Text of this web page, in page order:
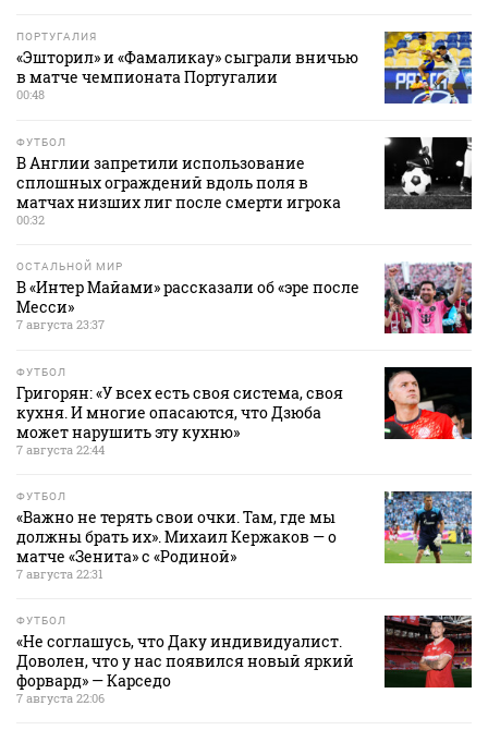
ПОРТУГАЛИЯ
«Эшторил» и «Фамаликау» сыграли вничью
в матче чемпионата Португалии
00:48
ФУТБОЛ
В Англии запретили использование
сплошных ограждений вдоль поля в
матчах низших лиг после смерти игрока
00:32
ОСТАЛЬНОЙ МИР
В «Интер Майами» рассказали об «эре после
Месси»
7 августа 23:37
ФУТБОЛ
Григорян: «У всех есть своя система, своя
кухня. И многие опасаются, что Дзюба
может нарушить эту кухню»
7 августа 22:44
ФУТБОЛ
«Важно не терять свои очки. Там, где мы
должны брать их». Михаил Кержаков — о
матче «Зенита» с «Родиной»
7 августа 22:31
ФУТБОЛ
«Не соглашусь, что Даку индивидуалист.
Доволен, что у нас появился новый яркий
форвард» — Карседо
7 августа 22:06